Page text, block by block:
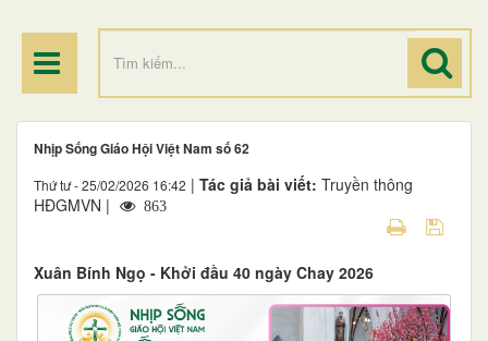
Nhịp Sống Giáo Hội Việt Nam số 62
Thứ tư - 25/02/2026 16:42 | Tác giả bài viết: Truyền thông
HĐGMVN |
863
Xuân Bính Ngọ - Khởi đầu 40 ngày Chay 2026